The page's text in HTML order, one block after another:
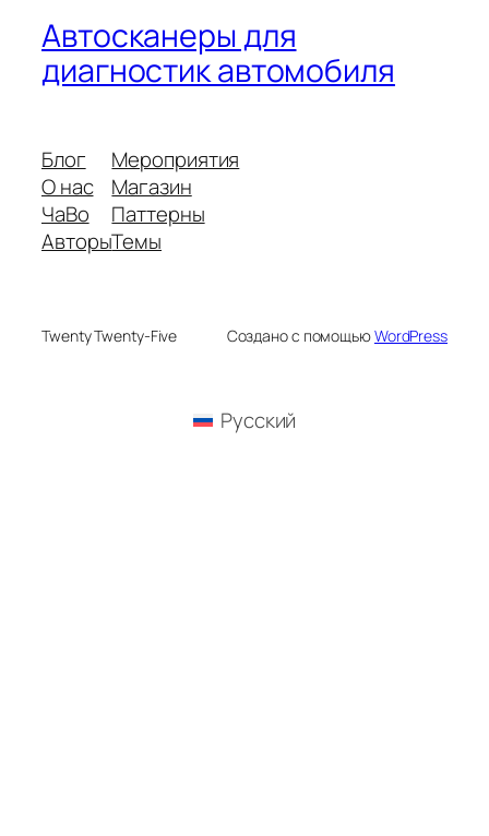
Автосканеры для
диагностик автомобиля
Блог
О нас
ЧаВо
Авторы
Мероприятия
Магазин
Паттерны
Темы
Twenty Twenty-Five Создано с помощьюWordPress
Русский